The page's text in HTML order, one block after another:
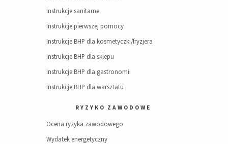
Instrukcje sanitarne
Instrukcje pierwszej pomocy
Instrukcje BHP dla kosmetyczki/fryzjera
Instrukcje BHP dla sklepu
Instrukcje BHP dla gastronomii
Instrukcje BHP dla warsztatu
RYZYKO ZAWODOWE
Ocena ryzyka zawodowego
Wydatek energetyczny